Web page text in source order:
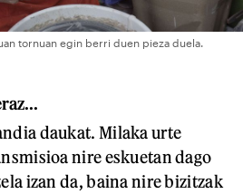
tornuan egin berri duen pieza duela.
daukat. Milaka urte
nire eskuetan dago
izan da, baina nire bizitzak